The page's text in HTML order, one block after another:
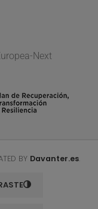
Next
BY Davanter.es.